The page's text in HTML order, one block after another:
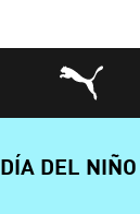
DÍA DEL NIÑO